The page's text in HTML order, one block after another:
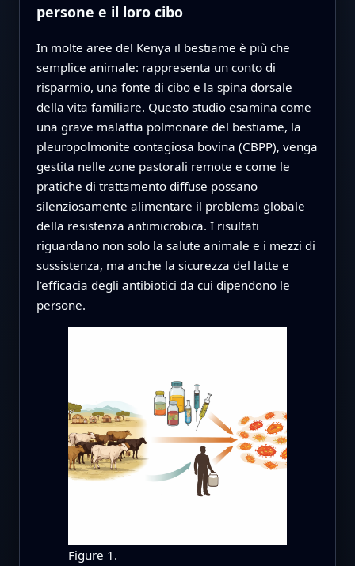
persone e il loro cibo
In molte aree del Kenya il bestiame è più che
semplice animale: rappresenta un conto di
risparmio, una fonte di cibo e la spina dorsale
della vita familiare. Questo studio esamina come
una grave malattia polmonare del bestiame, la
pleuropolmonite contagiosa bovina (CBPP), venga
gestita nelle zone pastorali remote e come le
pratiche di trattamento diffuse possano
silenziosamente alimentare il problema globale
della resistenza antimicrobica. I risultati
riguardano non solo la salute animale e i mezzi di
sussistenza, ma anche la sicurezza del latte e
l’efficacia degli antibiotici da cui dipendono le
persone.
Figure 1.